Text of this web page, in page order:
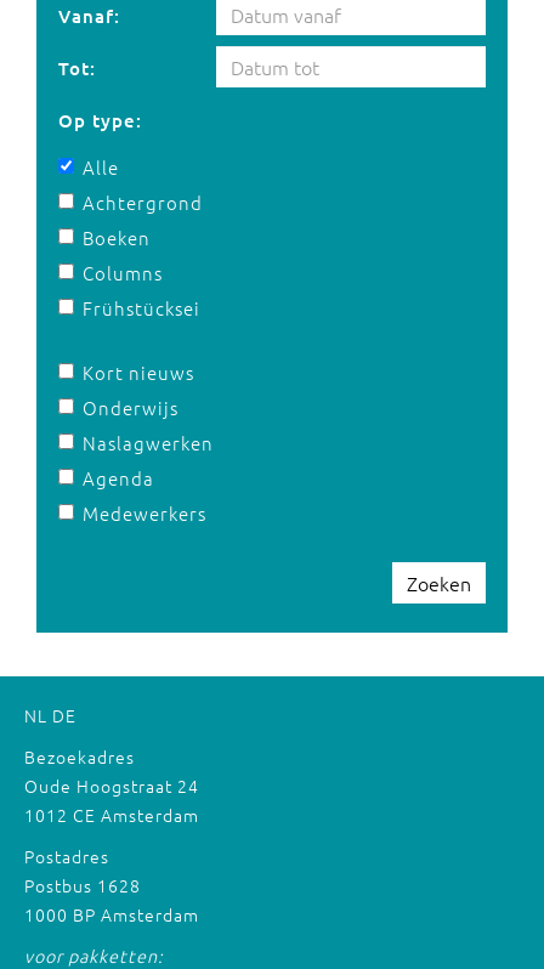
Vanaf:
Tot:
Op type:
Alle
Achtergrond
Boeken
Columns
Frühstücksei
Kort nieuws
Onderwijs
Naslagwerken
Agenda
Medewerkers
Zoeken
NL DE
Bezoekadres
Oude Hoogstraat 24
1012 CE Amsterdam
Postadres
Postbus 1628
1000 BP Amsterdam
voor pakketten: